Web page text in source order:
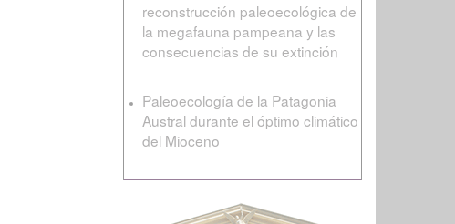
reconstrucción paleoecológica de
la megafauna pampeana y las
consecuencias de su extinción
Paleoecología de la Patagonia
Austral durante el óptimo climático
del Mioceno